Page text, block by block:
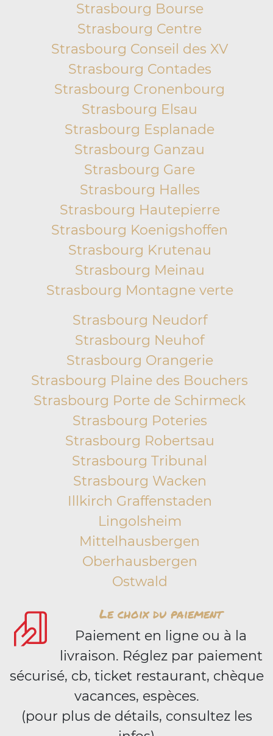
Strasbourg Bourse
Strasbourg Centre
Strasbourg Conseil des XV
Strasbourg Contades
Strasbourg Cronenbourg
Strasbourg Elsau
Strasbourg Esplanade
Strasbourg Ganzau
Strasbourg Gare
Strasbourg Halles
Strasbourg Hautepierre
Strasbourg Koenigshoffen
Strasbourg Krutenau
Strasbourg Meinau
Strasbourg Montagne verte
Strasbourg Neudorf
Strasbourg Neuhof
Strasbourg Orangerie
Strasbourg Plaine des Bouchers
Strasbourg Porte de Schirmeck
Strasbourg Poteries
Strasbourg Robertsau
Strasbourg Tribunal
Strasbourg Wacken
Illkirch Graffenstaden
Lingolsheim
Mittelhausbergen
Oberhausbergen
Ostwald
Le choix du paiement
Paiement en ligne ou à la
livraison. Réglez par paiement
sécurisé, cb, ticket restaurant, chèque
vacances, espèces.
(pour plus de détails, consultez les